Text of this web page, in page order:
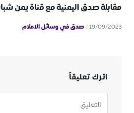
مقابلة صدق اليمنية مع قناة يمن
19/09/2023 صدق في وسائل الاعلام
اترك تعليقاً